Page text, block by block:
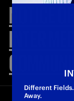
NOTICE
INTER
Different
Away.